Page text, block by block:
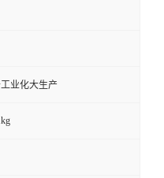
业化大生产